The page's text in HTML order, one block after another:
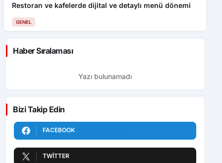
Restoran ve kafelerde dijital ve detaylı menü dönemi
GENEL
Haber Sıralaması
Yazı bulunamadı
Bizi Takip Edin
FACEBOOK
TWITTER